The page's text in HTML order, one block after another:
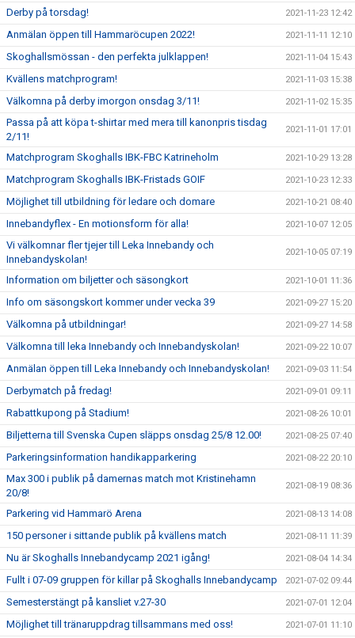
Derby på torsdag! 2021-11-23 12:42
Anmälan öppen till Hammaröcupen 2022! 2021-11-11 12:10
Skoghallsmössan - den perfekta julklappen! 2021-11-04 15:43
Kvällens matchprogram! 2021-11-03 15:38
Välkomna på derby imorgon onsdag 3/11! 2021-11-02 15:35
Passa på att köpa t-shirtar med mera till kanonpris tisdag
2/11!
2021-11-01 17:01
Matchprogram Skoghalls IBK-FBC Katrineholm 2021-10-29 13:28
Matchprogram Skoghalls IBK-Fristads GOIF 2021-10-23 12:33
Möjlighet till utbildning för ledare och domare 2021-10-21 08:40
Innebandyflex - En motionsform för alla! 2021-10-07 12:05
Vi välkomnar fler tjejer till Leka Innebandy och
Innebandyskolan!
2021-10-05 07:19
Information om biljetter och säsongkort 2021-10-01 11:36
Info om säsongskort kommer under vecka 39 2021-09-27 15:20
Välkomna på utbildningar! 2021-09-27 14:58
Välkomna till leka Innebandy och Innebandyskolan! 2021-09-22 10:07
Anmälan öppen till Leka Innebandy och Innebandyskolan! 2021-09-03 11:54
Derbymatch på fredag! 2021-09-01 09:11
Rabattkupong på Stadium! 2021-08-26 10:01
Biljetterna till Svenska Cupen släpps onsdag 25/8 12.00! 2021-08-25 07:40
Parkeringsinformation handikapparkering 2021-08-22 20:10
Max 300 i publik på damernas match mot Kristinehamn
20/8!
2021-08-19 08:36
Parkering vid Hammarö Arena 2021-08-13 14:08
150 personer i sittande publik på kvällens match 2021-08-11 11:39
Nu är Skoghalls Innebandycamp 2021 igång! 2021-08-04 14:34
Fullt i 07-09 gruppen för killar på Skoghalls Innebandycamp 2021-07-02 09:44
Semesterstängt på kansliet v.27-30 2021-07-01 12:04
Möjlighet till tränaruppdrag tillsammans med oss! 2021-07-01 11:10